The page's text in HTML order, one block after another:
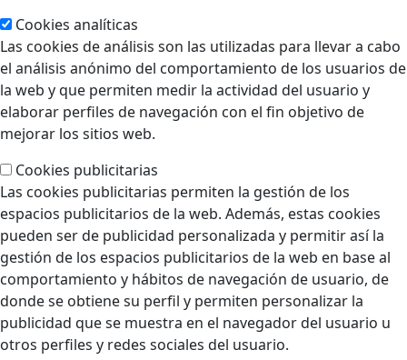
Cookies analíticas
Las cookies de análisis son las utilizadas para llevar a cabo
el análisis anónimo del comportamiento de los usuarios de
la web y que permiten medir la actividad del usuario y
elaborar perfiles de navegación con el fin objetivo de
mejorar los sitios web.
Cookies publicitarias
Las cookies publicitarias permiten la gestión de los
espacios publicitarios de la web. Además, estas cookies
pueden ser de publicidad personalizada y permitir así la
gestión de los espacios publicitarios de la web en base al
comportamiento y hábitos de navegación de usuario, de
donde se obtiene su perfil y permiten personalizar la
publicidad que se muestra en el navegador del usuario u
otros perfiles y redes sociales del usuario.